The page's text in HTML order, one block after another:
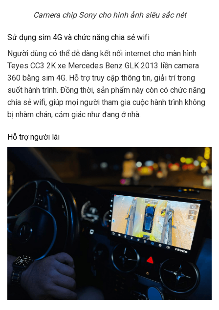
Camera chip Sony cho hình ảnh siêu sắc nét
Sử dụng sim 4G và chức năng chia sẻ wifi
Người dùng có thể dễ dàng kết nối internet cho màn hình
Teyes CC3 2K xe Mercedes Benz GLK 2013 liền camera
360 bằng sim 4G. Hỗ trợ truy cập thông tin, giải trí trong
suốt hành trình. Đồng thời, sản phẩm này còn có chức năng
chia sẻ wifi, giúp mọi người tham gia cuộc hành trình không
bị nhàm chán, cảm giác như đang ở nhà.
Hỗ trợ người lái